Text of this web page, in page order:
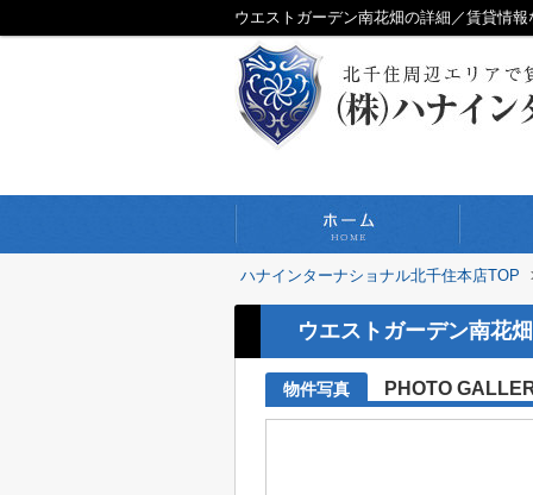
ハナインターナショナル北千住本店TOP
ウエストガーデン南花
物件写真 PHOTO